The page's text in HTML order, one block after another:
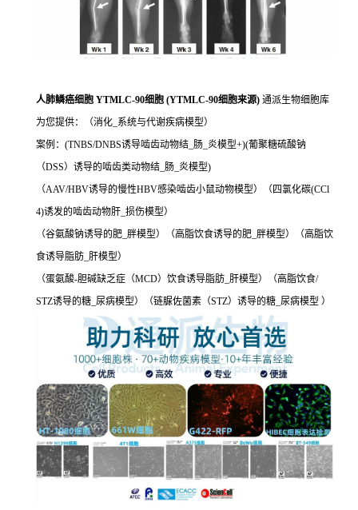
人肺鳞癌细胞 YTMLC-90细胞 (YTMLC-90细胞来源) 通派生物细胞库
为您提供：（消化_系统与代谢疾病模型）
案例：(TNBS/DNBS诱导啮齿动物结_肠_炎模型+)(葡聚糖硫酸钠
（DSS）诱导的啮齿类动物结_肠_炎模型)
（AAV/HBV诱导的慢性HBV感染啮齿小鼠动物模型）（四氯化碳(CCl
4)诱发的啮齿动物肝_损伤模型）
（谷氨酸钠诱导的肥_胖模型）（高脂饮食诱导的肥_胖模型）（高脂饮
食诱导脂肪_肝模型）
（蛋氨酸-胆碱缺乏症（MCD）饮食诱导脂肪_肝模型）（高脂饮食/
STZ诱导的糖_尿病模型）（链脲佐菌素（STZ）诱导的糖_尿病模型 ）